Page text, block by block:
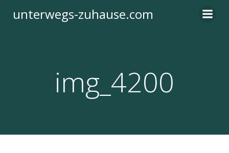
Inhalt
unterwegs-zuhause.com
img_4200